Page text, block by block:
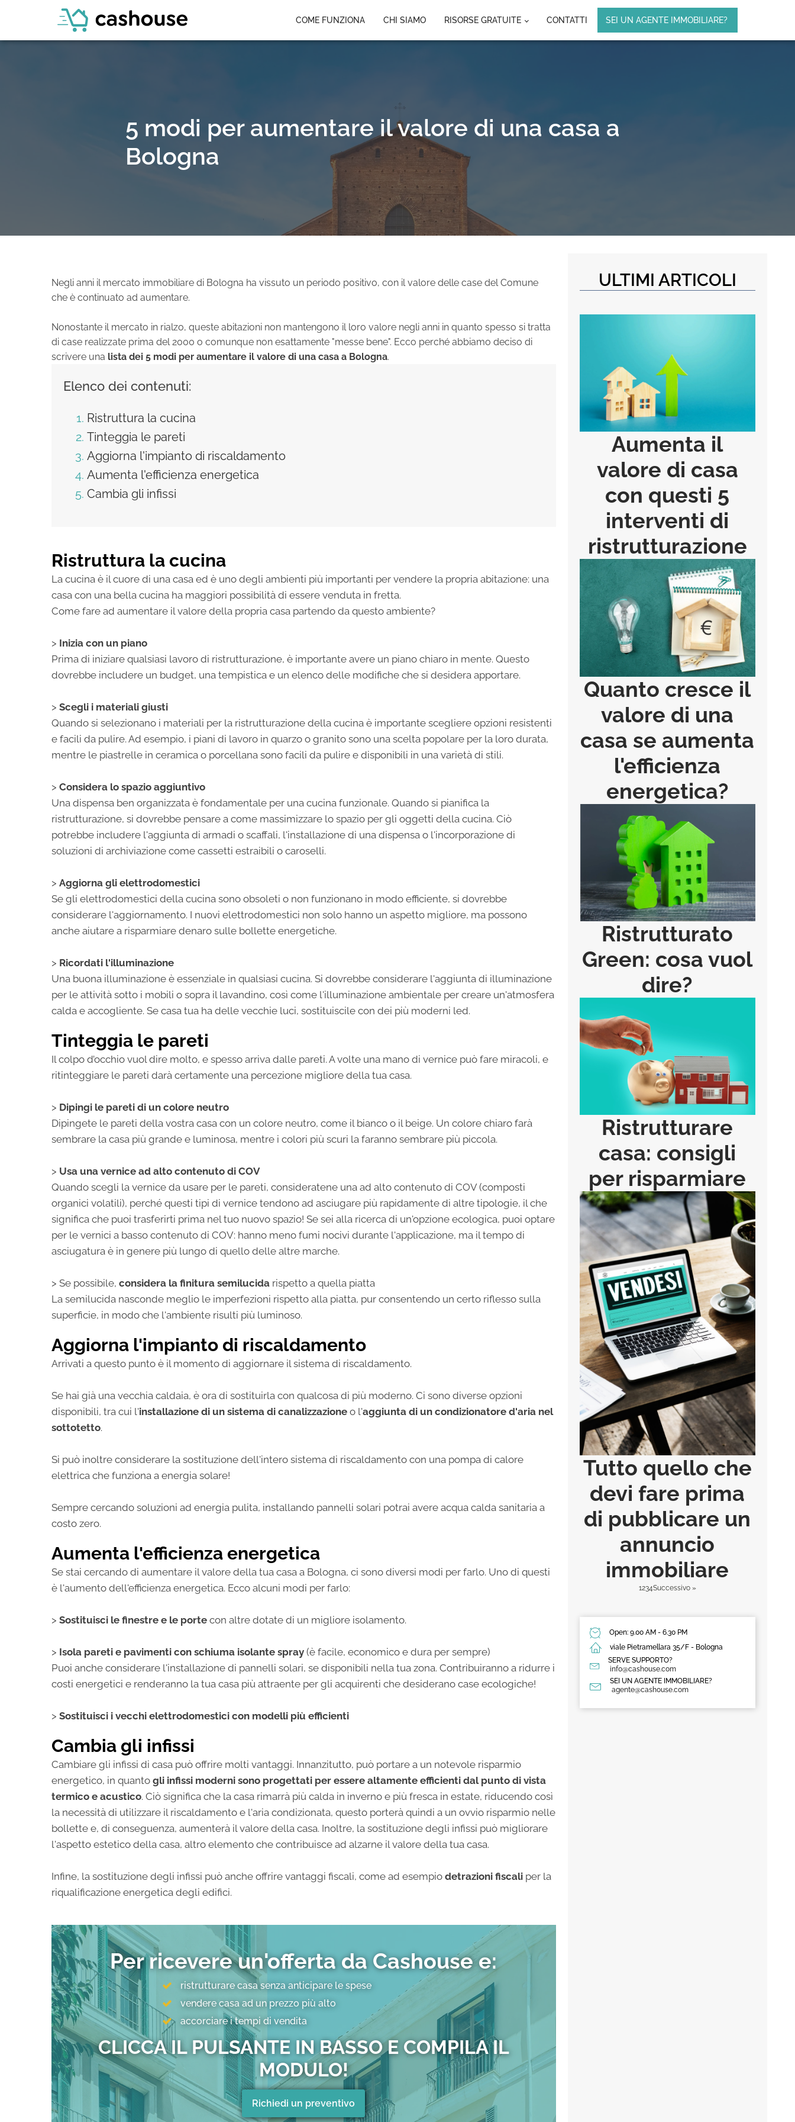
COME FUNZIONA CHI SIAMO RISORSE GRATUITE CONTATTI SEI UN AGENTE IMMOBILIARE?
5 modi per aumentare il valore di una casa a
Bologna
Negli anni il mercato immobiliare di Bologna ha vissuto un periodo positivo, con il valore delle case del Comune
che è continuato ad aumentare.
Nonostante il mercato in rialzo, queste abitazioni non mantengono il loro valore negli anni in quanto spesso si tratta
di case realizzate prima del 2000 o comunque non esattamente "messe bene". Ecco perché abbiamo deciso di
scrivere una lista dei 5 modi per aumentare il valore di una casa a Bologna.
Elenco dei contenuti:
Ristruttura la cucina
Tinteggia le pareti
Aggiorna l'impianto di riscaldamento
Aumenta l'efficienza energetica
Cambia gli infissi
Ristruttura la cucina
La cucina è il cuore di una casa ed è uno degli ambienti più importanti per vendere la propria abitazione: una
casa con una bella cucina ha maggiori possibilità di essere venduta in fretta.
Come fare ad aumentare il valore della propria casa partendo da questo ambiente?
> Inizia con un piano
Prima di iniziare qualsiasi lavoro di ristrutturazione, è importante avere un piano chiaro in mente. Questo
dovrebbe includere un budget, una tempistica e un elenco delle modifiche che si desidera apportare.
> Scegli i materiali giusti
Quando si selezionano i materiali per la ristrutturazione della cucina è importante scegliere opzioni resistenti
e facili da pulire. Ad esempio, i piani di lavoro in quarzo o granito sono una scelta popolare per la loro durata,
mentre le piastrelle in ceramica o porcellana sono facili da pulire e disponibili in una varietà di stili.
> Considera lo spazio aggiuntivo
Una dispensa ben organizzata è fondamentale per una cucina funzionale. Quando si pianifica la
ristrutturazione, si dovrebbe pensare a come massimizzare lo spazio per gli oggetti della cucina. Ciò
potrebbe includere l'aggiunta di armadi o scaffali, l'installazione di una dispensa o l'incorporazione di
soluzioni di archiviazione come cassetti estraibili o caroselli.
> Aggiorna gli elettrodomestici
Se gli elettrodomestici della cucina sono obsoleti o non funzionano in modo efficiente, si dovrebbe
considerare l'aggiornamento. I nuovi elettrodomestici non solo hanno un aspetto migliore, ma possono
anche aiutare a risparmiare denaro sulle bollette energetiche.
> Ricordati l'illuminazione
Una buona illuminazione è essenziale in qualsiasi cucina. Si dovrebbe considerare l'aggiunta di illuminazione
per le attività sotto i mobili o sopra il lavandino, così come l'illuminazione ambientale per creare un'atmosfera
calda e accogliente. Se casa tua ha delle vecchie luci, sostituiscile con dei più moderni led.
Tinteggia le pareti
Il colpo d’occhio vuol dire molto, e spesso arriva dalle pareti. A volte una mano di vernice può fare miracoli, e
ritinteggiare le pareti darà certamente una percezione migliore della tua casa.
> Dipingi le pareti di un colore neutro
Dipingete le pareti della vostra casa con un colore neutro, come il bianco o il beige. Un colore chiaro farà
sembrare la casa più grande e luminosa, mentre i colori più scuri la faranno sembrare più piccola.
> Usa una vernice ad alto contenuto di COV
Quando scegli la vernice da usare per le pareti, consideratene una ad alto contenuto di COV (composti
organici volatili), perché questi tipi di vernice tendono ad asciugare più rapidamente di altre tipologie, il che
significa che puoi trasferirti prima nel tuo nuovo spazio! Se sei alla ricerca di un'opzione ecologica, puoi optare
per le vernici a basso contenuto di COV: hanno meno fumi nocivi durante l'applicazione, ma il tempo di
asciugatura è in genere più lungo di quello delle altre marche.
> Se possibile, considera la finitura semilucida rispetto a quella piatta
La semilucida nasconde meglio le imperfezioni rispetto alla piatta, pur consentendo un certo riflesso sulla
superficie, in modo che l'ambiente risulti più luminoso.
Aggiorna l'impianto di riscaldamento
Arrivati a questo punto è il momento di aggiornare il sistema di riscaldamento.
Se hai già una vecchia caldaia, è ora di sostituirla con qualcosa di più moderno. Ci sono diverse opzioni
disponibili, tra cui l'installazione di un sistema di canalizzazione o l'aggiunta di un condizionatore d'aria nel
sottotetto.
Si può inoltre considerare la sostituzione dell'intero sistema di riscaldamento con una pompa di calore
elettrica che funziona a energia solare!
Sempre cercando soluzioni ad energia pulita, installando pannelli solari potrai avere acqua calda sanitaria a
costo zero.
Aumenta l'efficienza energetica
Se stai cercando di aumentare il valore della tua casa a Bologna, ci sono diversi modi per farlo. Uno di questi
è l'aumento dell'efficienza energetica. Ecco alcuni modi per farlo:
> Sostituisci le finestre e le porte con altre dotate di un migliore isolamento.
> Isola pareti e pavimenti con schiuma isolante spray (è facile, economico e dura per sempre)
Puoi anche considerare l'installazione di pannelli solari, se disponibili nella tua zona. Contribuiranno a ridurre i
costi energetici e renderanno la tua casa più attraente per gli acquirenti che desiderano case ecologiche!
> Sostituisci i vecchi elettrodomestici con modelli più efficienti
Cambia gli infissi
Cambiare gli infissi di casa può offrire molti vantaggi. Innanzitutto, può portare a un notevole risparmio
energetico, in quanto gli infissi moderni sono progettati per essere altamente efficienti dal punto di vista
termico e acustico. Ciò significa che la casa rimarrà più calda in inverno e più fresca in estate, riducendo così
la necessità di utilizzare il riscaldamento e l'aria condizionata, questo porterà quindi a un ovvio risparmio nelle
bollette e, di conseguenza, aumenterà il valore della casa. Inoltre, la sostituzione degli infissi può migliorare
l'aspetto estetico della casa, altro elemento che contribuisce ad alzarne il valore della tua casa.
Infine, la sostituzione degli infissi può anche offrire vantaggi fiscali, come ad esempio detrazioni fiscali per la
riqualificazione energetica degli edifici.
Per ricevere un'offerta da Cashouse e:
ristrutturare casa senza anticipare le spese
vendere casa ad un prezzo più alto
accorciare i tempi di vendita
CLICCA IL PULSANTE IN BASSO E COMPILA IL
MODULO!
Richiedi un preventivo
ULTIMI ARTICOLI
Aumenta il
valore di casa
con questi 5
interventi di
ristrutturazione
Quanto cresce il
valore di una
casa se aumenta
l'efficienza
energetica?
Ristrutturato
Green: cosa vuol
dire?
Ristrutturare
casa: consigli
per risparmiare
Tutto quello che
devi fare prima
di pubblicare un
annuncio
immobiliare
1234Successivo »
Open: 9.00 AM - 6.30 PM
viale Pietramellara 35/F - Bologna
SERVE SUPPORTO?
info@cashouse.com
SEI UN AGENTE IMMOBILIARE?
agente@cashouse.com